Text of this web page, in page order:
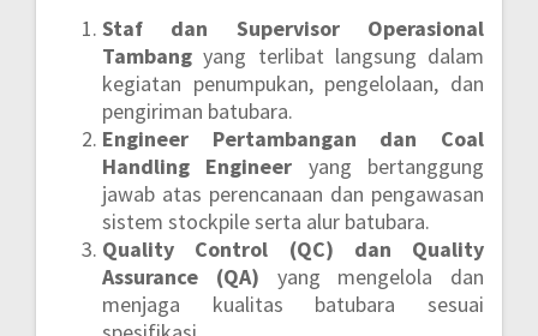
Staf dan Supervisor Operasional
Tambang yang terlibat langsung dalam
kegiatan penumpukan, pengelolaan, dan
pengiriman batubara.
Engineer Pertambangan dan Coal
Handling Engineer yang bertanggung
jawab atas perencanaan dan pengawasan
sistem stockpile serta alur batubara.
Quality Control (QC) dan Quality
Assurance (QA) yang mengelola dan
menjaga kualitas batubara sesuai